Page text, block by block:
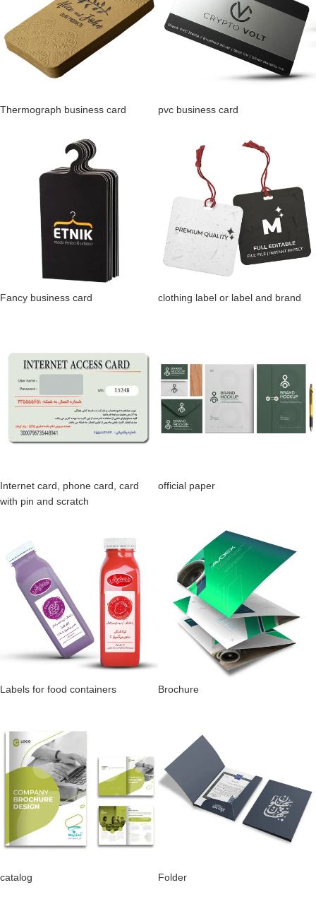
Thermograph business card pvc business card
Fancy business card clothing label or label and brand
Internet card, phone card, card
with pin and scratch
official paper
Labels for food containers Brochure
catalog Folder